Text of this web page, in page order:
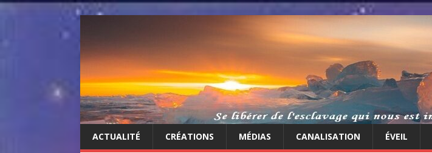
ACTUALITÉ CRÉATIONS MÉDIAS CANALISATION ÉVEIL